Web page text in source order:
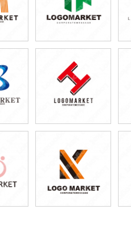
)
39,800円
(税込43,780円)
)
39,800円
(税込43,780円)